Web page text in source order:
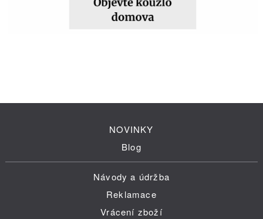
NOVINKY
Blog
Návody a údržba
Reklamace
Vrácení zboží